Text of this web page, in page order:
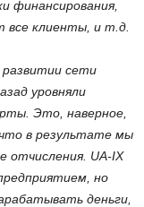
финансирования,
все клиенты, и т.д.
сети
уровняли
Это, наверное,
в результате мы
отчисления. UA-IX
но
деньги,